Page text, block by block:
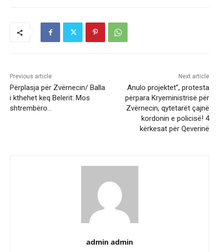
Previous article
Përplasja për Zvërnecin/ Balla
i kthehet keq Belerit: Mos
shtrembëro…
Next article
Anulo projektet”, protesta
përpara Kryeministrisë për
Zvërnecin, qytetarët çajnë
kordonin e policisë! 4
kërkesat për Qeverinë
admin admin